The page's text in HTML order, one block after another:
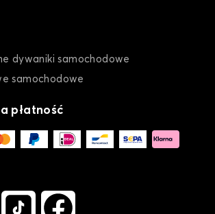
dywaniki samochodowe
samochodowe
płatność